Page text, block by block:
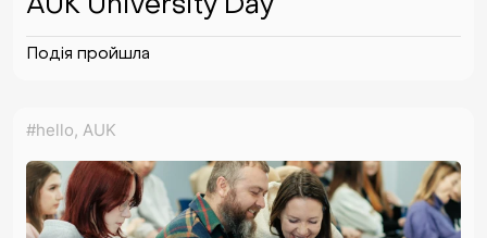
AUK University Day
Подія пройшла
#hello, AUK